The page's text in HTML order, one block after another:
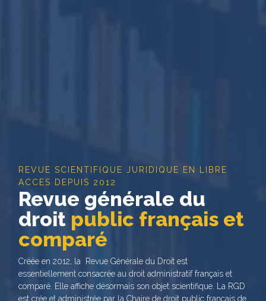
REVUE SCIENTIFIQUE JURIDIQUE EN LIBRE
ACCES DEPUIS 2012
Revue générale du
droit public français et
comparé
Créée en 2012, la Revue Générale du Droit est
essentiellement consacrée au droit administratif français et
comparé. Elle affiche désormais son objet scientifique. La RGD
est crée et administrée par la Chaire de droit public français de